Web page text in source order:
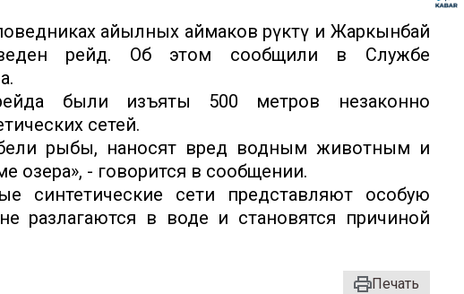
айылных аймаков Өрүктү и Жаркынбай
рейд. Об этом сообщили в Службе
были изъяты 500 метров незаконно
сетей.
рыбы, наносят вред водным животным и
озера», - говорится в сообщении.
синтетические сети представляют особую
разлагаются в воде и становятся причиной
Печать